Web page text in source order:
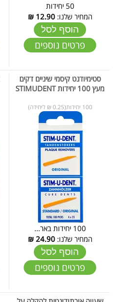
50 יחידות
המחיר שלנו:12.90
₪
הוסף לסל
פרטים נוספים
סטימיודנט קיסמי שיניים דקים
מעץ 100 יחידות STIMUDENT
100 יחידות(0.25 ₪ ליחידה)
100 יחידות באר...
המחיר שלנו:24.90
₪
הוסף לסל
פרטים נוספים